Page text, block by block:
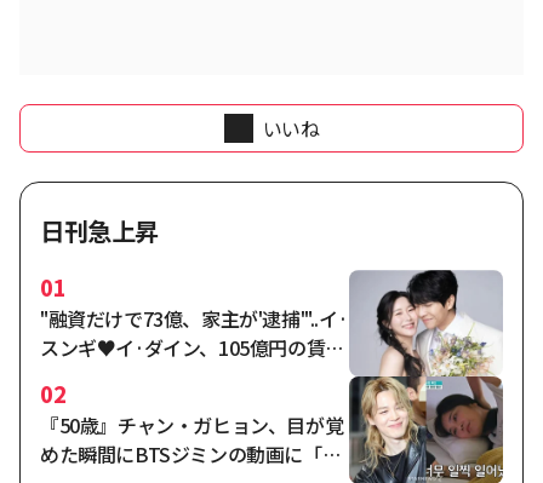
いいね
日刊急上昇
01
"融資だけで73億、家主が'逮捕'"..イ·
スンギ♥イ·ダイン、105億円の賃貸
ター・イシュー]
02
『50歳』チャン・ガヒョン、目が覚
めた瞬間にBTSジミンの動画に「い